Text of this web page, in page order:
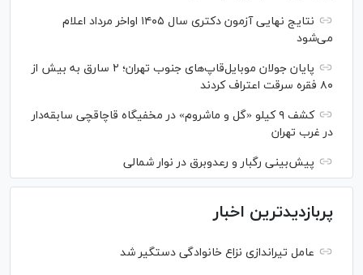
نتایج نهایی آزمون دکتری سال ۱۴۰۵ اواخر مرداد اعلام
می‌شود
پایان جولان موبایل‌قاپ‌های جنوب تهران؛ ۲ سارق به بیش از
۸۰ فقره سرقت اعتراف کردند
کشف ۹ کیلو «گل و ماشروم» در مخفیگاه قاچاقچی سابقه‌دار
در غرب تهران
پیش‌بینی رگبار و رعدوبرق در نوار شمالی
پربازدیدترین اخبار
عامل تیراندازی نزاع خانوادگی دستگیر شد